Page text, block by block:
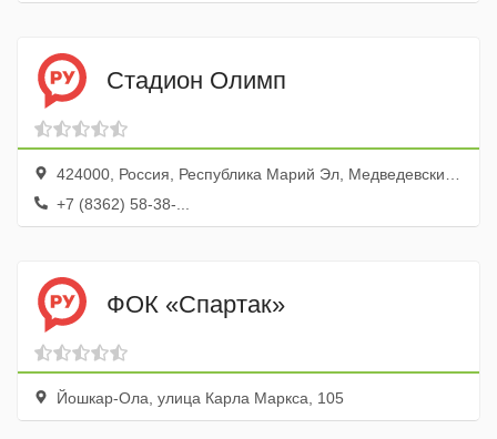
Стадион Олимп
424000, Россия, Республика Марий Эл, Медведевский район, посёлок городского типа Медведево, Советская улица, 31А
+7 (8362) 58-38-...
ФОК «Спартак»
Йошкар-Ола, улица Карла Маркса, 105